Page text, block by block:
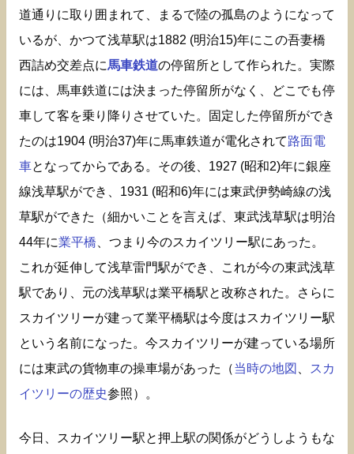
道通りに取り囲まれて、まるで陸の孤島のようになって
いるが、かつて浅草駅は1882 (明治15)年にこの吾妻橋
西詰め交差点に馬車鉄道の停留所として作られた。実際
には、馬車鉄道には決まった停留所がなく、どこでも停
車して客を乗り降りさせていた。固定した停留所ができ
たのは1904 (明治37)年に馬車鉄道が電化されて路面電
車となってからである。その後、1927 (昭和2)年に銀座
線浅草駅ができ、1931 (昭和6)年には東武伊勢崎線の浅
草駅ができた（細かいことを言えば、東武浅草駅は明治
44年に業平橋 、つまり今のスカイツリー駅にあった。
これが延伸して浅草雷門駅ができ、これが今の東武浅草
駅であり、元の浅草駅は業平橋駅と改称された。さらに
スカイツリーが建って業平橋駅は今度はスカイツリー駅
という名前になった。今スカイツリーが建っている場所
には東武の貨物車の操車場があった（当時の地図
スカ
イツリーの歴史参照）。
今日、スカイツリー駅と押上駅の関係がどうしようもな